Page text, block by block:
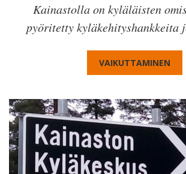
Kainastolla on kyläläisten
pyöritetty kyläkehityshankkeita
VAIKUTTAMINEN